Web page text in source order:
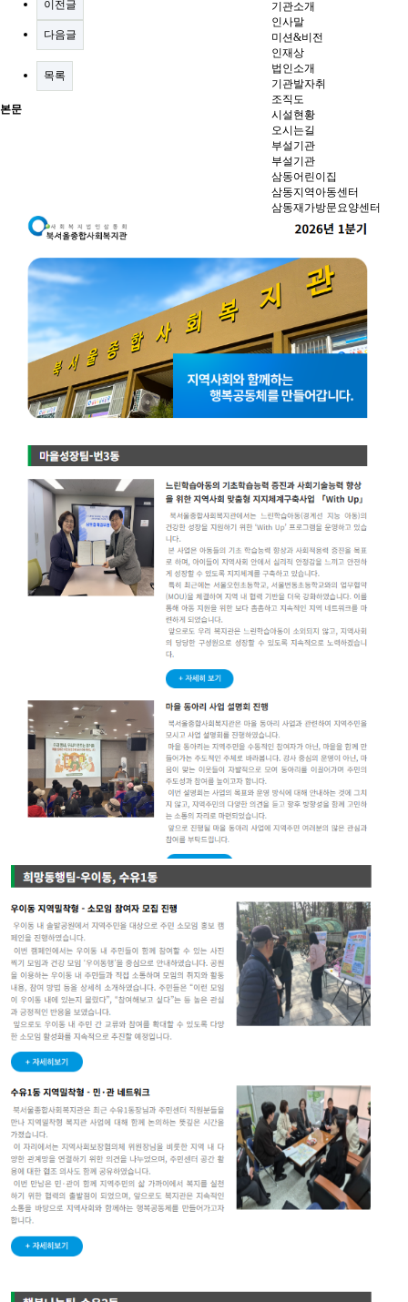
기관소개
인사말
미션&비전
인재상
법인소개
기관발자취
조직도
시설현황
오시는길
부설기관
부설기관
삼동어린이집
삼동지역아동센터
삼동재가방문요양센터
이전글
다음글
목록
본문